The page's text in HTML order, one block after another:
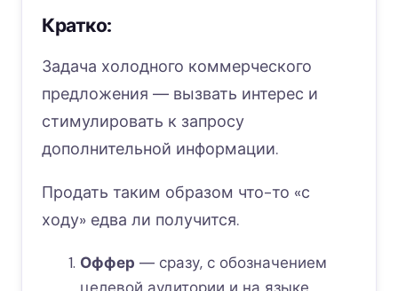
Кратко:
Задача холодного коммерческого
предложения ― вызвать интерес и
стимулировать к запросу
дополнительной информации.
Продать таким образом что-то «с
ходу» едва ли получится.
Оффер ― сразу, с обозначением